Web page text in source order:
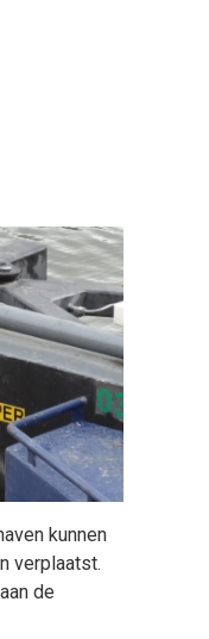
kunnen
verplaatst.
de